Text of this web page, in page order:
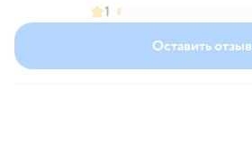
1
Оставить отзыв